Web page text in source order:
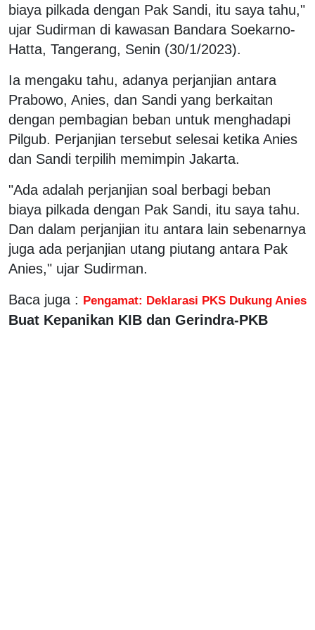
biaya pilkada dengan Pak Sandi, itu saya tahu,"
ujar Sudirman di kawasan Bandara Soekarno-
Hatta, Tangerang, Senin (30/1/2023).
Ia mengaku tahu, adanya perjanjian antara
Prabowo, Anies, dan Sandi yang berkaitan
dengan pembagian beban untuk menghadapi
Pilgub. Perjanjian tersebut selesai ketika Anies
dan Sandi terpilih memimpin Jakarta.
"Ada adalah perjanjian soal berbagi beban
biaya pilkada dengan Pak Sandi, itu saya tahu.
Dan dalam perjanjian itu antara lain sebenarnya
juga ada perjanjian utang piutang antara Pak
Anies," ujar Sudirman.
Baca juga : Pengamat: Deklarasi PKS Dukung Anies
Buat Kepanikan KIB dan Gerindra-PKB